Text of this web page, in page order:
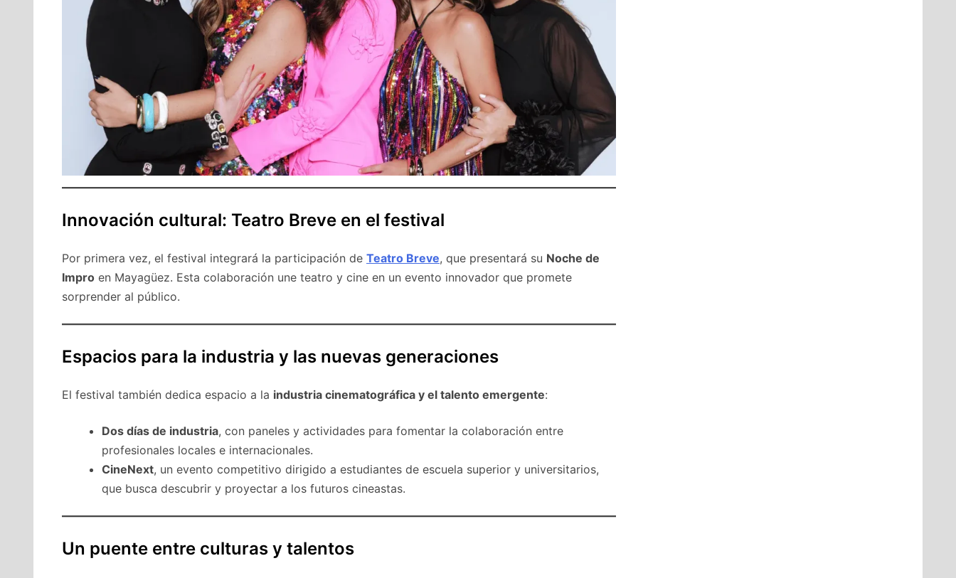
Innovación cultural: Teatro Breve en el festival
Por primera vez, el festival integrará la participación de Teatro Breve, que presentará su Noche de
Impro en Mayagüez. Esta colaboración une teatro y cine en un evento innovador que promete
sorprender al público.
Espacios para la industria y las nuevas generaciones
El festival también dedica espacio a la industria cinematográfica y el talento emergente:
Dos días de industria, con paneles y actividades para fomentar la colaboración entre
profesionales locales e internacionales.
CineNext, un evento competitivo dirigido a estudiantes de escuela superior y universitarios,
que busca descubrir y proyectar a los futuros cineastas.
Un puente entre culturas y talentos